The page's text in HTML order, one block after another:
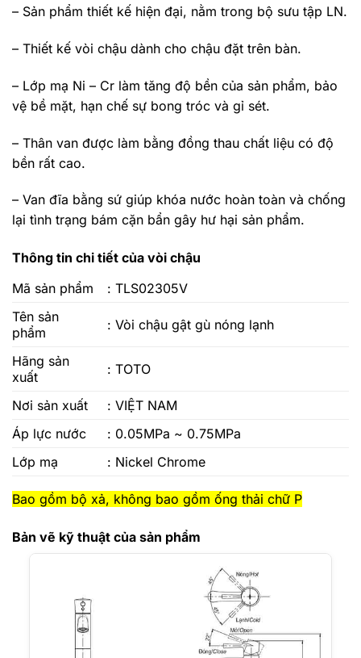
– Sản phẩm thiết kế hiện đại, nằm trong bộ sưu tập LN.
– Thiết kế vòi chậu dành cho chậu đặt trên bàn.
– Lớp mạ Ni – Cr làm tăng độ bền của sản phẩm, bảo
vệ bề mặt, hạn chế sự bong tróc và gỉ sét.
– Thân van được làm bằng đồng thau chất liệu có độ
bền rất cao.
– Van đĩa bằng sứ giúp khóa nước hoàn toàn và chống
lại tình trạng bám cặn bẩn gây hư hại sản phẩm.
Thông tin chi tiết của vòi chậu
Mã sản phẩm
: TLS02305V
Tên sản
phẩm
: Vòi chậu gật gù nóng lạnh
Hãng sản
xuất
: TOTO
Nơi sản xuất
: VIỆT NAM
Áp lực nước
: 0.05MPa ~ 0.75MPa
Lớp mạ
: Nickel Chrome
Bao gồm bộ xả, không bao gồm ống thải chữ P
Bản vẽ kỹ thuật của sản phẩm